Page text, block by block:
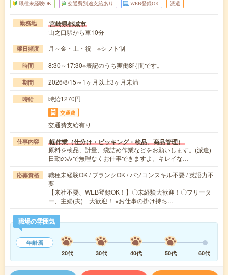
職種未経験OK 交通費別途支給あり WEB登録OK 派遣
勤務地 宮崎県都城市
山之口駅から車10分
曜日頻度 月～金・土・祝 ※シフト制
時間 8:30～17:30※表記のうち実働8時間です。
期間 2026/8/15～1ヶ月以上3ヶ月未満
時給 時給1270円
交通費
交通費支給有り
仕事内容 軽作業（仕分け・ピッキング・検品、商品管理）
原料を検品、計量、袋詰め作業などをお願いします。(派遣)
日勤のみで無理なくお仕事できますよ。キレイな…
応募資格
職種未経験OK / ブランクOK / パソコンスキル不要 / 英語力不
要
【来社不要、WEB登録OK！】〇未経験大歓迎！〇フリータ
ー、主婦(夫) 大歓迎！ ※お仕事の掛け持ち…
職場の雰囲気
年齢層
20代
30代 40代 50代 60代